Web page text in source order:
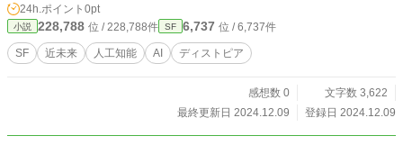
24h.ポイント 0pt
小説 228,788 位 / 228,788件 SF 6,737 位 / 6,737件
SF 近未来 人工知能 AI ディストピア
感想数 0
文字数 3,622
最終更新日 2024.12.09
登録日 2024.12.09